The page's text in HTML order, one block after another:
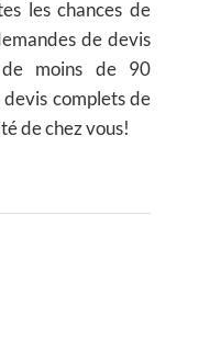
les chances de
de devis
moins de 90
complets de
de chez vous!